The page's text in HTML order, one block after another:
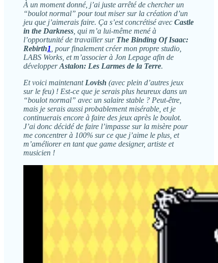
À un moment donné, j’ai juste arrêté de chercher un
“boulot normal” pour tout miser sur la création d’un
jeu que j’aimerais faire. Ça s’est concrétisé avec Castle
in the Darkness , qui m’a lui-même mené à
l’opportunité de travailler sur The Binding Of Isaac:
Rebirth1 , pour finalement créer mon propre studio,
LABS Works, et m’associer à Jon Lepage afin de
développerAstalon: Les Larmes de la Terre.
Et voici maintenant Lovish (avec plein d’autres jeux
sur le feu) ! Est-ce que je serais plus heureux dans un
“boulot normal” avec un salaire stable ? Peut-être,
mais je serais aussi probablement misérable, et je
continuerais encore à faire des jeux après le boulot.
J’ai donc décidé de faire l’impasse sur la misère pour
me concentrer à 100% sur ce que j’aime le plus, et
m’améliorer en tant que game designer, artiste et
musicien !